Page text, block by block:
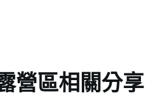
營區相關分享